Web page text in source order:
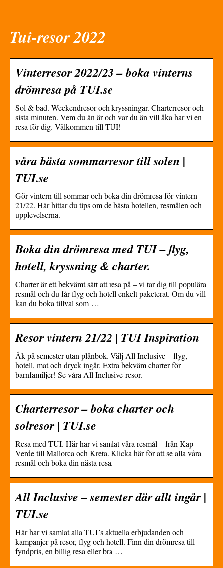
Tui-resor 2022
Vinterresor 2022/23 – boka vinterns
drömresa på TUI.se
Sol & bad. Weekendresor och kryssningar. Charterresor och
sista minuten. Vem du än är och var du än vill åka har vi en
resa för dig. Välkommen till TUI!
våra bästa sommarresor till solen |
TUI.se
Gör vintern till sommar och boka din drömresa för vintern
21/22. Här hittar du tips om de bästa hotellen, resmålen och
upplevelserna.
Boka din drömresa med TUI – flyg,
hotell, kryssning & charter.
Charter är ett bekvämt sätt att resa på – vi tar dig till populära
resmål och du får flyg och hotell enkelt paketerat. Om du vill
kan du boka tillval som …
Resor vintern 21/22 | TUI Inspiration
Åk på semester utan plånbok. Välj All Inclusive – flyg,
hotell, mat och dryck ingår. Extra bekväm charter för
barnfamiljer! Se våra All Inclusive-resor.
Charterresor – boka charter och
solresor | TUI.se
Resa med TUI. Här har vi samlat våra resmål – från Kap
Verde till Mallorca och Kreta. Klicka här för att se alla våra
resmål och boka din nästa resa.
All Inclusive – semester där allt ingår |
TUI.se
Här har vi samlat alla TUI´s aktuella erbjudanden och
kampanjer på resor, flyg och hotell. Finn din drömresa till
fyndpris, en billig resa eller bra …